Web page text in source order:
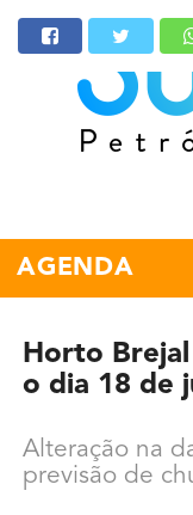
AGENDA
Horto
o dia 18 de
Alteração na
previsão de